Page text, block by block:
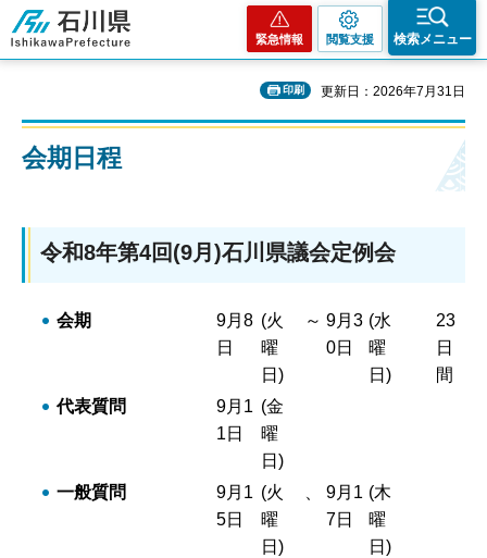
石川県
緊急情報 閲覧支援 検索メニュー
印刷 更新日：2026年7月31日
会期日程
令和8年第4回(9月)石川県議会定例会
会期
9月8
日
(火
曜
日)
～ 9月3
0日
(水
曜
日)
23
日
間
代表質問
9月1
1日
(金
曜
日)
一般質問
9月1
5日
(火
曜
日)
9月1
7日
(木
曜
日)